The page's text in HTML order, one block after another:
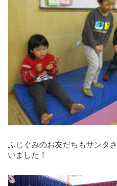
ふじぐみのお友だちもサンタ
いました！